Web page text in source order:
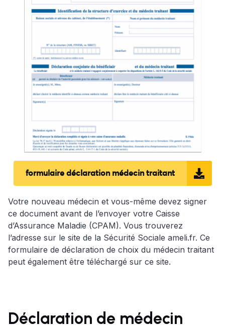
formulaire déclaration médecin traitant
Votre nouveau médecin et vous-même devez signer
ce document avant de l’envoyer votre Caisse
d’Assurance Maladie (CPAM). Vous trouverez
l’adresse sur le site de la Sécurité Sociale ameli.fr. Ce
formulaire de déclaration de choix du médecin traitant
peut également être téléchargé sur ce site.
Déclaration de médecin